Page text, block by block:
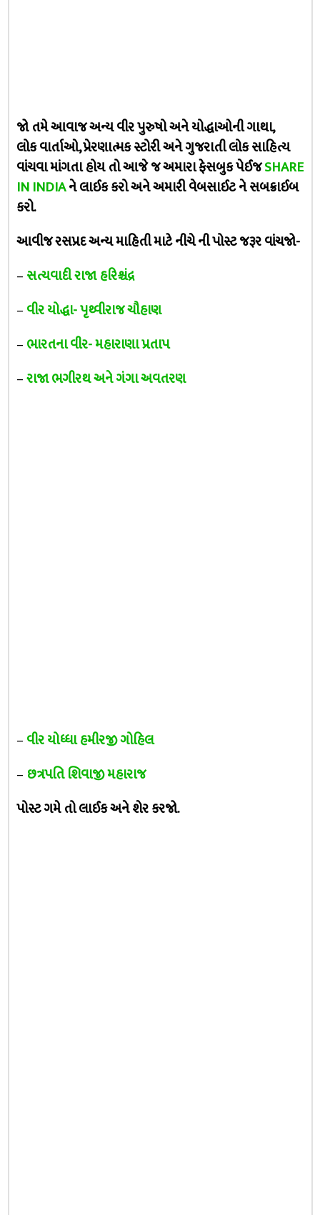
જો તમે આવાજ અન્ય વીર પુરુષો અને યોદ્ધાઓની ગાથા,
લોક વાર્તાઓ, પ્રેરણાત્મક સ્ટોરી અને ગુજરાતી લોક સાહિત્ય
વાંચવા માંગતા હોય તો આજે જ અમારા ફેસબુક પેઈજSHARE
IN INDIAને લાઈક કરો અને અમારી વેબસાઈટ ને સબક્રાઈબ
કરો.
આવીજ રસપ્રદ અન્ય માહિતી માટે નીચે ની પોસ્ટ જરૂર વાંચજો-
–સત્યવાદી રાજા હરિશ્ચંદ્ર
–વીર યોદ્ધા- પૃથ્વીરાજ ચૌહાણ
–ભારતના વીર- મહારાણા પ્રતાપ
–રાજા ભગીરથ અને ગંગા અવતરણ
–વીર યોધ્ધા હમીરજી ગોહિલ
– છત્રપતિ શિવાજી મહારાજ
પોસ્ટ ગમે તો લાઈક અને શેર કરજો.